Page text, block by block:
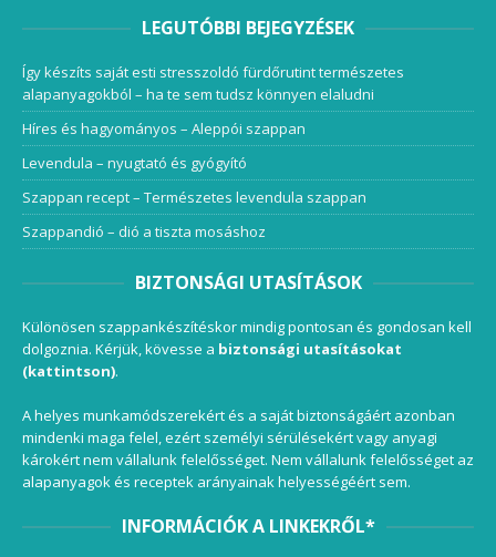
LEGUTÓBBI BEJEGYZÉSEK
Így készíts saját esti stresszoldó fürdőrutint természetes
alapanyagokból – ha te sem tudsz könnyen elaludni
Híres és hagyományos – Aleppói szappan
Levendula – nyugtató és gyógyító
Szappan recept – Természetes levendula szappan
Szappandió – dió a tiszta mosáshoz
BIZTONSÁGI UTASÍTÁSOK
Különösen szappankészítéskor mindig pontosan és gondosan kell
dolgoznia. Kérjük, kövesse a biztonsági utasításokat
(kattintson).
A helyes munkamódszerekért és a saját biztonságáért azonban
mindenki maga felel, ezért személyi sérülésekért vagy anyagi
károkért nem vállalunk felelősséget. Nem vállalunk felelősséget az
alapanyagok és receptek arányainak helyességéért sem.
INFORMÁCIÓK A LINKEKRŐL*